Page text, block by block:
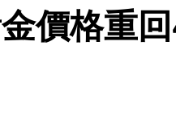
價格重